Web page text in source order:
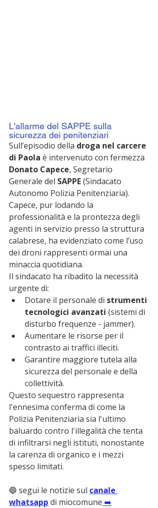
L'allarme del SAPPE sulla
sicurezza dei penitenziari
Sull’episodio della droga nel carcere
di Paola è intervenuto con fermezza
Donato Capece, Segretario
Generale del SAPPE (Sindacato
Autonomo Polizia Penitenziaria).
Capece, pur lodando la
professionalità e la prontezza degli
agenti in servizio presso la struttura
calabrese, ha evidenziato come l’uso
dei droni rappresenti ormai una
minaccia quotidiana.
Il sindacato ha ribadito la necessità
urgente di:
Dotare il personale di strumenti
tecnologici avanzati (sistemi di
disturbo frequenze - jammer).
Aumentare le risorse per il
contrasto ai traffici illeciti.
Garantire maggiore tutela alla
sicurezza del personale e della
collettività.
Questo sequestro rappresenta
l'ennesima conferma di come la
Polizia Penitenziaria sia l'ultimo
baluardo contro l'illegalità che tenta
di infiltrarsi negli istituti, nonostante
la carenza di organico e i mezzi
spesso limitati.
🔵 segui le notizie sul canale
whatsapp di miocomune ➡️